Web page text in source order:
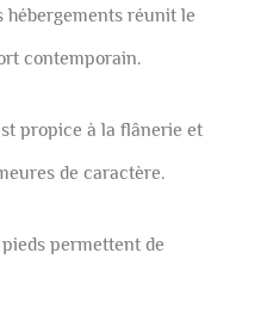
hébergements réunit le
contemporain.
propice à la flânerie et
de caractère.
pieds permettent de